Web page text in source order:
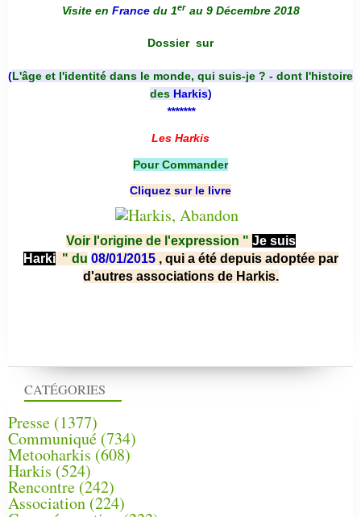
CATÉGORIES
Presse (1377)
Communiqué (734)
Metooharkis (608)
Harkis (524)
Rencontre (242)
Association (224)
Visite en France du 1er au 9 Décembre 2018
Dossier sur
(L'âge et l'identité dans le monde, qui suis-je ? - dont l'histoire
des Harkis)
*******
Les Harkis
Pour Commander
Cliquez sur le livre
Voir l'origine de l'expression " Je suis
Harki " du 08/01/2015 , qui a été depuis adoptée par
d'autres associations de Harkis.